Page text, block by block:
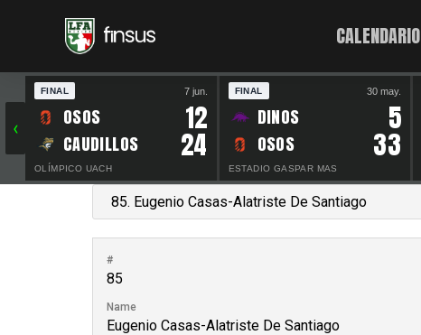
CALENDARIO
‹
FINAL 7 jun.
OSOS 12
CAUDILLOS 24
OLÍMPICO UACH
FINAL 30 may.
DINOS 5
OSOS 33
ESTADIO GASPAR MAS
#
85
Name
Eugenio Casas-Alatriste De Santiago